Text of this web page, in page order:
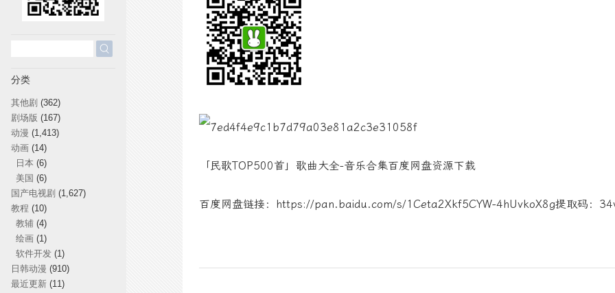
「民歌TOP500首」歌曲大全-音乐合集百度网盘资源下载
百度网盘链接：https://pan.baidu.com/s/1Ceta2Xkf5CYW-4hUvkoX8g提取码：
分类
其他剧 (362)
剧场版 (167)
动漫 (1,413)
动画 (14)
日本 (6)
美国 (6)
国产电视剧 (1,627)
教程 (10)
教辅(4)
绘画(1)
软件开发(1)
日韩动漫 (910)
最近更新 (11)